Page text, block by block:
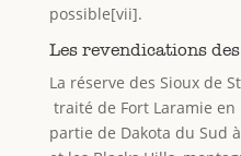
possible[vii].
Les revendications
La réserve des Sioux de
traité de Fort Laramie
partie de Dakota du Sud